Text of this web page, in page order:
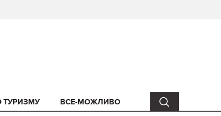
ТУРИЗМУ ВСЕ-МОЖЛИВО